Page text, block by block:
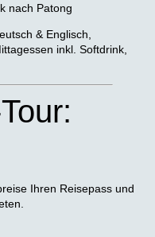
nach Patong
& Englisch,
inkl. Softdrink,
Ihren Reisepass und